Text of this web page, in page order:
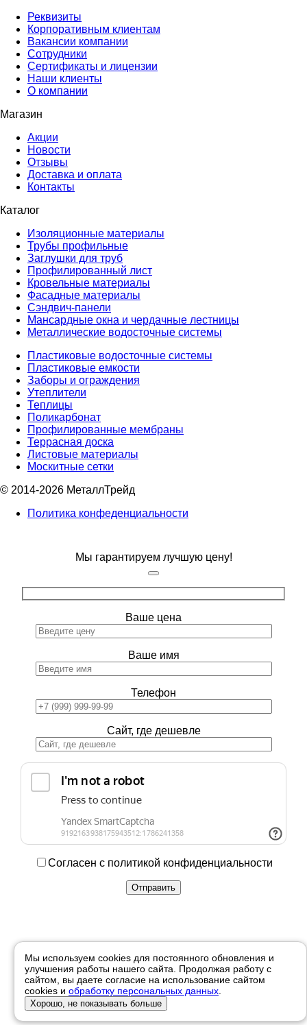
Реквизиты
Корпоративным клиентам
Вакансии компании
Сотрудники
Сертификаты и лицензии
Наши клиенты
О компании
Магазин
Акции
Новости
Отзывы
Доставка и оплата
Контакты
Каталог
Изоляционные материалы
Трубы профильные
Заглушки для труб
Профилированный лист
Кровельные материалы
Фасадные материалы
Сэндвич-панели
Мансардные окна и чердачные лестницы
Металлические водосточные системы
Пластиковые водосточные системы
Пластиковые емкости
Заборы и ограждения
Утеплители
Теплицы
Поликарбонат
Профилированные мембраны
Террасная доска
Листовые материалы
Москитные сетки
© 2014-2026 МеталлТрейд
Политика конфеденциальности
Мы гарантируем лучшую цену!
Ваше цена
Ваше имя
Телефон
Сайт, где дешевле
Согласен с политикой конфиденциальности
Купить в 1 клик
Ваше имя
Телефон
Отправить
Мы используем cookies для постоянного обновления и
улучшения работы нашего сайта. Продолжая работу с
сайтом, вы даете согласие на использование сайтом
cookies и обработку персональных данных
Хорошо, не показывать больше